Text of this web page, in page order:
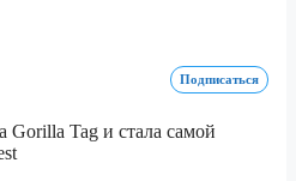
Подписаться